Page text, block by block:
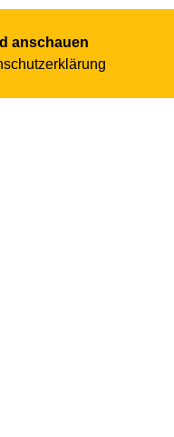
anschauen